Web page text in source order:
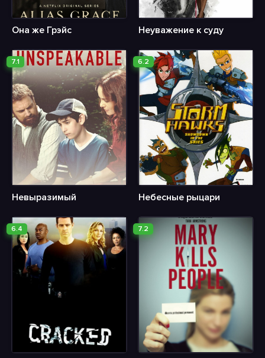
Она же Грэйс Неуважение к суду
7.1
Невыразимый
6.2
Небесные рыцари
6.4 7.2